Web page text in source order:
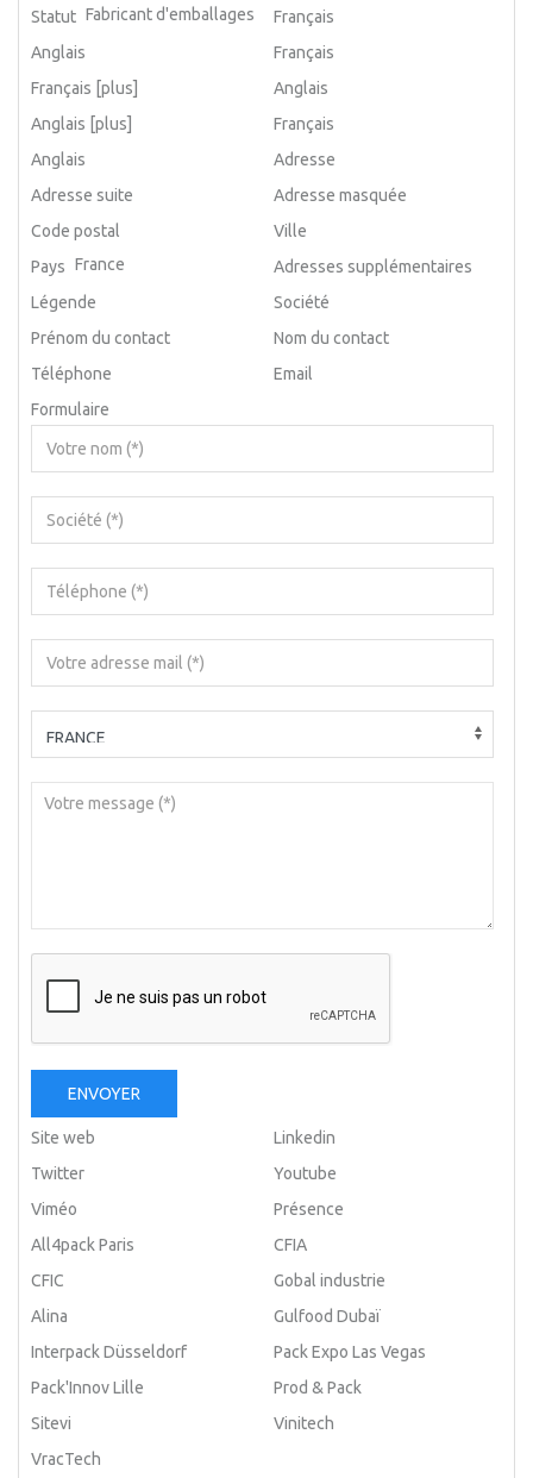
Statut Fabricant d'emballages
Français
Anglais
Français
Français [plus]
Anglais
Anglais [plus]
Français
Anglais
Adresse
Adresse suite
Adresse masquée
Code postal
Ville
Pays France
Adresses supplémentaires
Légende
Société
Prénom du contact
Nom du contact
Téléphone
Email
Formulaire
ENVOYER
Site web
Linkedin
Twitter
Youtube
Viméo
Présence
All4pack Paris
CFIA
CFIC
Gobal industrie
Alina
Gulfood Dubaï
Interpack Düsseldorf
Pack Expo Las Vegas
Pack'Innov Lille
Prod & Pack
Sitevi
Vinitech
VracTech